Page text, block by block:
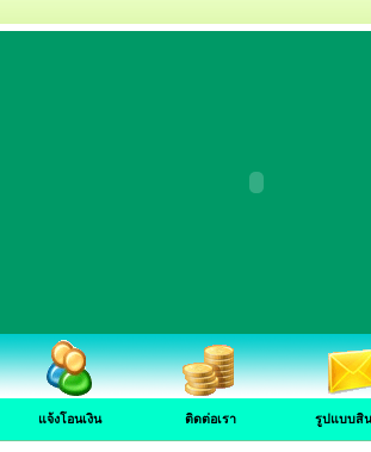
แจ้งโอนเงิน ติดต่อเรา รูปแบบสิ